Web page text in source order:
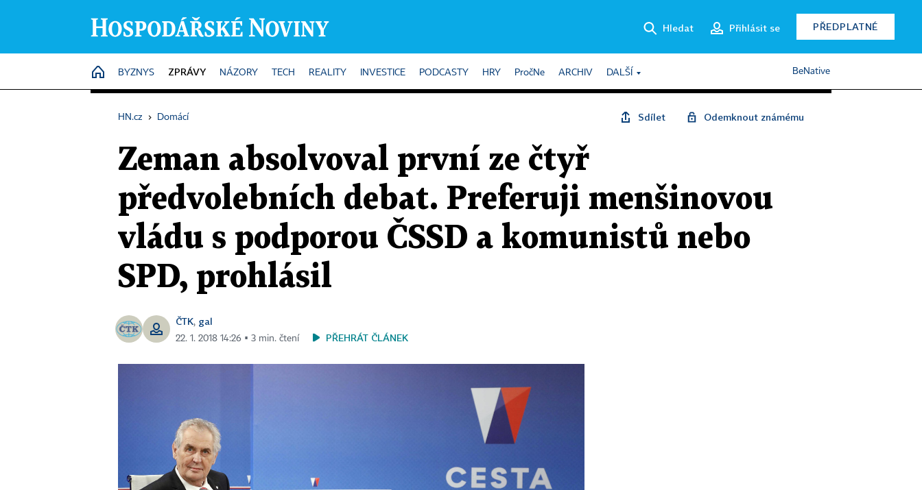
Hledat Přihlásit se PŘEDPLATNÉ
HOME
BYZNYS ZPRÁVY NÁZORY TECH REALITY INVESTICE PODCASTY HRY PročNe ARCHIV DALŠÍ BeNative
HN.cz › Domácí Sdílet Odemknout známému
Zeman absolvoval první ze čtyř
předvolebních debat. Preferuji menšinovou
vládu s podporou ČSSD a komunistů nebo
SPD, prohlásil
ČTK, gal
22. 1. 2018 14:26 ▪ 3 min. čtení PŘEHRÁT ČLÁNEK